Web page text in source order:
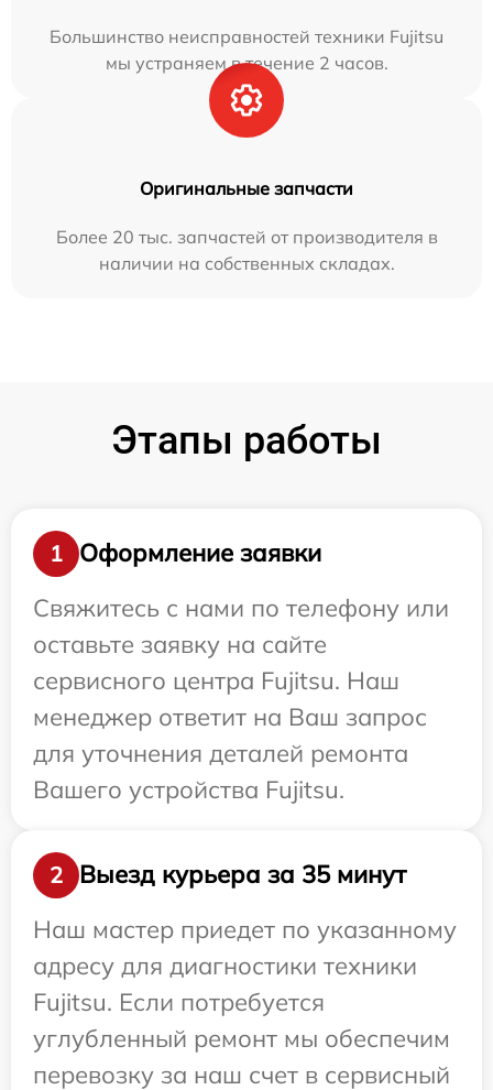
Большинство неисправностей техники Fujitsu
мы устраняем в течение 2 часов.
Оригинальные запчасти
Более 20 тыс. запчастей от производителя в
наличии на собственных складах.
Этапы работы
1
Оформление заявки
Свяжитесь с нами по телефону или
оставьте заявку на сайте
сервисного центра Fujitsu. Наш
менеджер ответит на Ваш запрос
для уточнения деталей ремонта
Вашего устройства Fujitsu.
2
Выезд курьера за 35 минут
Наш мастер приедет по указанному
адресу для диагностики техники
Fujitsu. Если потребуется
углубленный ремонт мы обеспечим
перевозку за наш счет в сервисный